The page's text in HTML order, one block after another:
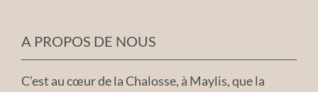
A PROPOS DE NOUS
C’est au cœur de la Chalosse, à Maylis, que la